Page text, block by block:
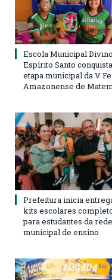
Escola Municipal Divino
Espírito Santo conquista
etapa municipal da V
Amazonense de
Prefeitura inicia
kits escolares
para estudantes da rede
municipal de ensino